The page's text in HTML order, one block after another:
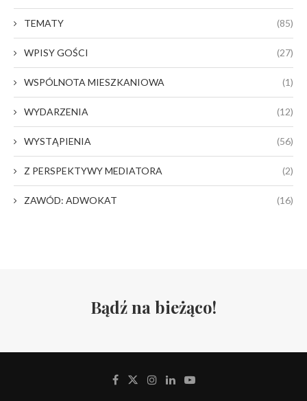
TEMATY (85)
WPISY GOŚCI (27)
WSPÓLNOTA MIESZKANIOWA (1)
WYDARZENIA (12)
WYSTĄPIENIA (56)
Z PERSPEKTYWY MEDIATORA (2)
ZAWÓD: ADWOKAT (16)
Bądź na bieżąco!